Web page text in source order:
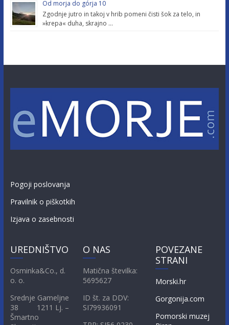
Od morja do górja 10
Zgodnje jutro in takoj v hrib pomeni čisti šok za telo, in
»krepa« duha, skrajno …
Pogoji poslovanja
Pravilnik o piškotkih
Izjava o zasebnosti
UREDNIŠTVO
Osminka&Co., d.
o. o.
Srednje Gameljne
38 1211 Lj. –
Šmartno
O NAS
Matična številka:
5695627
ID št. za DDV:
SI79936091
POVEZANE
STRANI
Morski.hr
Gorgonija.com
Pomorski muzej